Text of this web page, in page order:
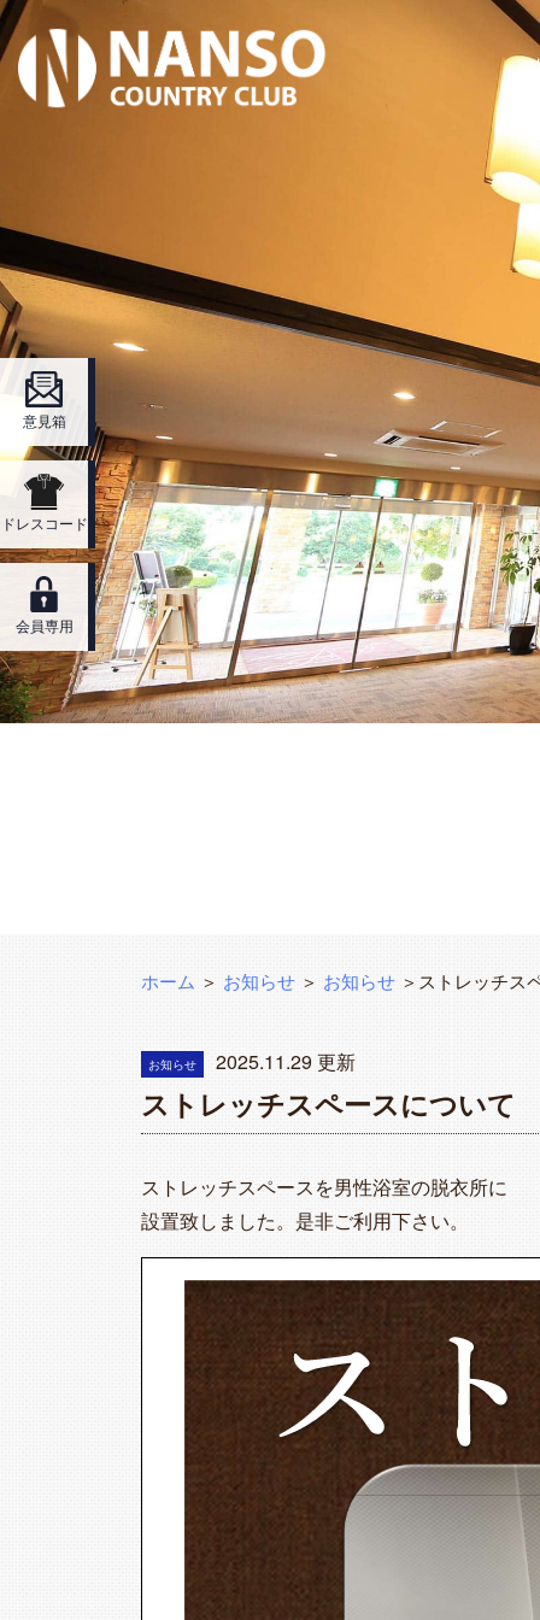
意見箱
ドレスコード
会員専用
ホーム ＞ お知らせ ＞ お知らせ ＞ストレッチス
お知らせ 2025.11.29 更新
ストレッチスペースについて
ストレッチスペースを男性浴室の脱衣所に
設置致しました。是非ご利用下さい。